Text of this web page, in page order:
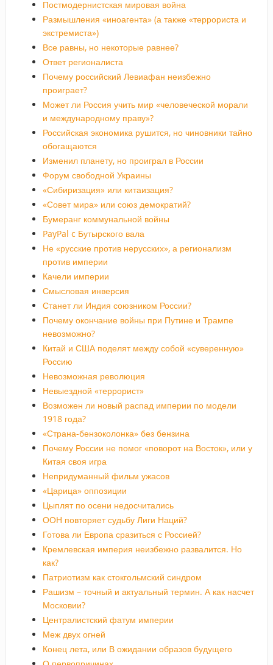
Постмодернистская мировая война
Размышления «иноагента» (а также «террориста и
экстремиста»)
Все равны, но некоторые равнее?
Ответ регионалиста
Почему российский Левиафан неизбежно
проиграет?
Может ли Россия учить мир «человеческой морали
и международному праву»?
Российская экономика рушится, но чиновники тайно
обогащаются
Изменил планету, но проиграл в России
Форум свободной Украины
«Сибиризация» или китаизация?
«Совет мира» или союз демократий?
Бумеранг коммунальной войны
PayPal c Бутырского вала
Не «русские против нерусских», а регионализм
против империи
Качели империи
Смысловая инверсия
Станет ли Индия союзником России?
Почему окончание войны при Путине и Трампе
невозможно?
Китай и США поделят между собой «суверенную»
Россию
Невозможная революция
Невыездной «террорист»
Возможен ли новый распад империи по модели
1918 года?
«Страна-бензоколонка» без бензина
Почему России не помог «поворот на Восток», или у
Китая своя игра
Непридуманный фильм ужасов
«Царица» оппозиции
Цыплят по осени недосчитались
ООН повторяет судьбу Лиги Наций?
Готова ли Европа сразиться с Россией?
Кремлевская империя неизбежно развалится. Но
как?
Патриотизм как стокгольмский синдром
Рашизм – точный и актуальный термин. А как насчет
Московии?
Централистский фатум империи
Меж двух огней
Конец лета, или В ожидании образов будущего